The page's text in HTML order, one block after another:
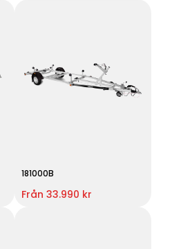
181000B
Från 33.990 kr